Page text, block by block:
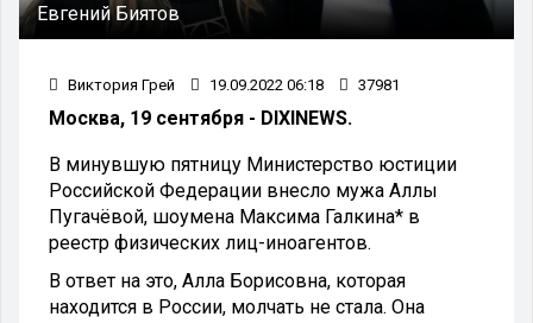
Евгений Биятов
Виктория Грей 19.09.2022 06:18 37981
Москва, 19 сентября - DIXINEWS.
В минувшую пятницу Министерство юстиции
Российской Федерации внесло мужа Аллы
Пугачёвой, шоумена Максима Галкина* в
реестр физических лиц-иноагентов.
В ответ на это, Алла Борисовна, которая
находится в России, молчать не стала. Она